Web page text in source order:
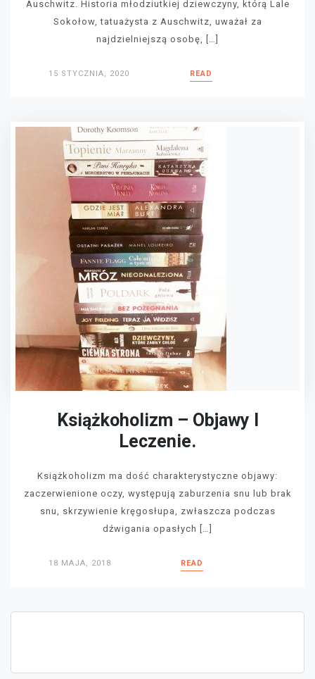
Auschwitz. Historia młodziutkiej dziewczyny, którą Lale
Sokołow, tatuażysta z Auschwitz, uważał za
najdzielniejszą osobę, […]
15 STYCZNIA, 2020 READ
Książkoholizm – Objawy I
Leczenie.
Książkoholizm ma dość charakterystyczne objawy:
zaczerwienione oczy, występują zaburzenia snu lub brak
snu, skrzywienie kręgosłupa, zwłaszcza podczas
dźwigania opasłych […]
18 MAJA, 2018 READ